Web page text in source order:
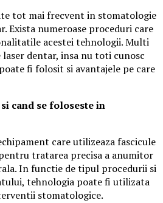
tot mai frecvent in stomatologie
Exista numeroase proceduri care
acestei tehnologii. Multi
dentar, insa nu toti cunosc
fi folosit si avantajele pe care
cand se foloseste in
care utilizeaza fascicule
tratarea precisa a anumitor
In functie de tipul procedurii si
tehnologia poate fi utilizata
stomatologice.